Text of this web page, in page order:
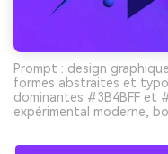
Prompt : design
formes abstraites et
dominantes #3B4BFF et
expérimental moderne,